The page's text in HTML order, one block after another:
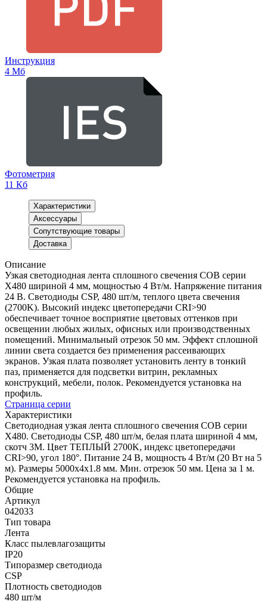
Инструкция
4 Мб
Фотометрия
11 Кб
Характеристики
Аксессуары
Сопутствующие товары
Доставка
Описание
Узкая светодиодная лента сплошного свечения COB серии
X480 шириной 4 мм, мощностью 4 Вт/м. Напряжение питания
24 В. Светодиоды CSP, 480 шт/м, теплого цвета свечения
(2700K). Высокий индекс цветопередачи CRI>90
обеспечивает точное восприятие цветовых оттенков при
освещении любых жилых, офисных или производственных
помещений. Минимальный отрезок 50 мм. Эффект сплошной
линии света создается без применения рассеивающих
экранов. Узкая плата позволяет установить ленту в тонкий
паз, применяется для подсветки витрин, рекламных
конструкций, мебели, полок. Рекомендуется установка на
профиль.
Страница серии
Характеристики
Светодиодная узкая лента сплошного свечения COB серии
X480. Светодиоды CSP, 480 шт/м, белая плата шириной 4 мм,
скотч 3M. Цвет ТЕПЛЫЙ 2700K, индекс цветопередачи
CRI>90, угол 180°. Питание 24 В, мощность 4 Вт/м (20 Вт на 5
м). Размеры 5000х4х1.8 мм. Мин. отрезок 50 мм. Цена за 1 м.
Рекомендуется установка на профиль.
Общие
Артикул
042033
Тип товара
Лента
Класс пылевлагозащиты
IP20
Типоразмер светодиода
CSP
Плотность светодиодов
480 шт/м